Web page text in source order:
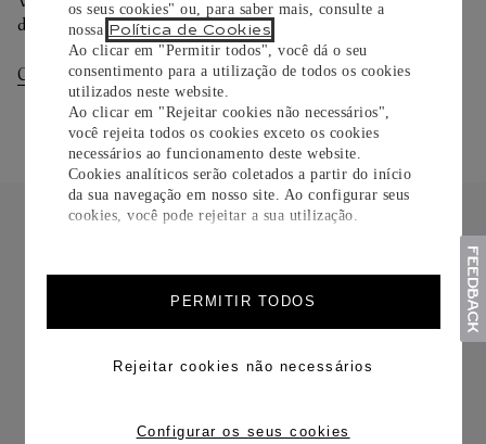
os seus cookies" ou, para saber mais, consulte a
nossa Política de Cookies
Ao clicar em "Permitir todos", você dá o seu
consentimento para a utilização de todos os cookies
utilizados neste website.
Ao clicar em "Rejeitar cookies não necessários",
você rejeita todos os cookies exceto os cookies
necessários ao funcionamento deste website.
Cookies analíticos serão coletados a partir do início
da sua navegação em nosso site. Ao configurar seus
cookies, você pode rejeitar a sua utilização.
PERMITIR TODOS
Rejeitar cookies não necessários
Configurar os seus cookies
dias.
Consultar Entregas Consultar Devoluções